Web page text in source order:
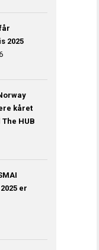
2025
kåret
HUB
er